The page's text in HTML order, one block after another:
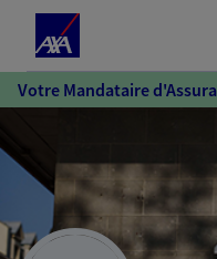
Votre Mandataire